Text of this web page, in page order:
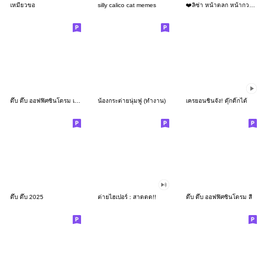
เหมียวขอ silly calico cat memes
ดึ๊บ ดึ๊บ ออฟฟิศซินโดรม เก้า น้องกระต่ายนุ่มฟู (ทำงาน) เครยอนชินจัง! ดุ๊กดิ๊กได้
ดึ๊บ ดึ๊บ 2025 ต่ายไฮเปอร์ : สาดดด!! ดึ๊บ ดึ๊บ ออฟฟิศซินโดรม สี่